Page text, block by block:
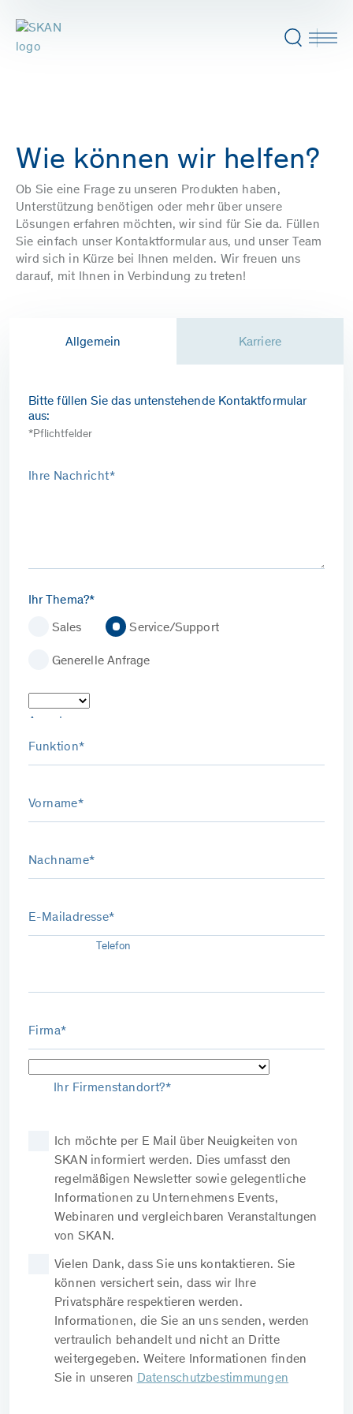
Wie können wir helfen?
Ob Sie eine Frage zu unseren Produkten haben,
Unterstützung benötigen oder mehr über unsere
Lösungen erfahren möchten, wir sind für Sie da. Füllen
Sie einfach unser Kontaktformular aus, und unser Team
wird sich in Kürze bei Ihnen melden. Wir freuen uns
darauf, mit Ihnen in Verbindung zu treten!
Allgemein Karriere
Bitte füllen Sie das untenstehende Kontaktformular
aus:
*Pflichtfelder
Ihre Nachricht*
Ihr Thema?*
Sales Service/Support
Generelle Anfrage
Anrede
Funktion*
Vorname*
Nachname*
E-Mailadresse*
Telefon
Firma*
Ihr Firmenstandort?*
Ich möchte per E Mail über Neuigkeiten von
SKAN informiert werden. Dies umfasst den
regelmäßigen Newsletter sowie gelegentliche
Informationen zu Unternehmens Events,
Webinaren und vergleichbaren Veranstaltungen
von SKAN.
Vielen Dank, dass Sie uns kontaktieren. Sie
können versichert sein, dass wir Ihre
Privatsphäre respektieren werden.
Informationen, die Sie an uns senden, werden
vertraulich behandelt und nicht an Dritte
weitergegeben. Weitere Informationen finden
Sie in unseren Datenschutzbestimmungen